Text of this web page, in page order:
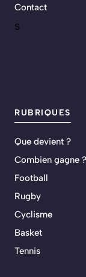
Contact
s
RUBRIQUES
Que devient ?
Combien gagne ?
Football
Rugby
Cyclisme
Basket
Tennis